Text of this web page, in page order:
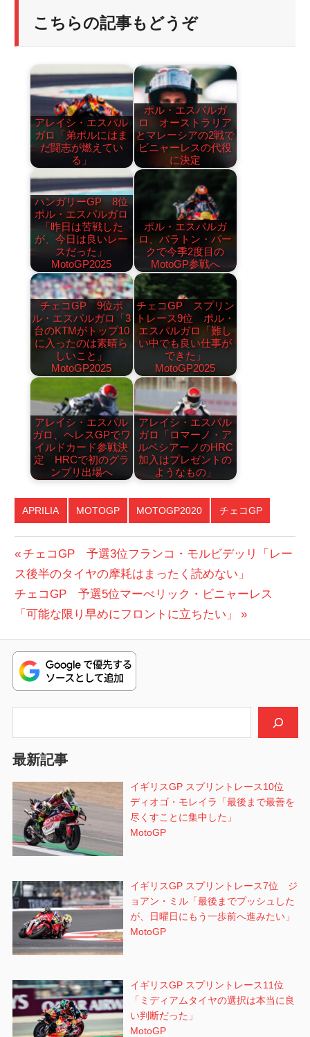
こちらの記事もどうぞ
アレイシ・エスパル
ガロ「弟ポルにはま
だ闘志が燃えてい
る」
ポル・エスパルガ
ロ オーストラリア
とマレーシアの2戦で
ビニャーレスの代役
に決定
ハンガリーGP 8位
ポル・エスパルガロ
「昨日は苦戦した
が、今日は良いレー
スだった」
MotoGP2025
ポル・エスパルガ
ロ、バラトン・パー
クで今季2度目の
MotoGP参戦へ
チェコGP 9位ポ
ル・エスパルガロ「3
台のKTMがトップ10
に入ったのは素晴ら
しいこと」
MotoGP2025
チェコGP スプリン
トレース9位 ポル・
エスパルガロ「難し
い中でも良い仕事が
できた」
MotoGP2025
アレイシ・エスパル
ガロ、ヘレスGPでワ
イルドカード参戦決
定 HRCで初のグラ
ンプリ出場へ
アレイシ・エスパル
ガロ「ロマーノ・ア
ルベシアーノのHRC
加入はプレゼントの
ようなもの」
APRILIA MOTOGP MOTOGP2020 チェコGP
投
稿
ナ
ビ
ゲ
ー
ン
前
の
投
稿:
チェコGP 予選3位フランコ・モルビデッリ「レー
ス後半のタイヤの摩耗はまったく読めない」
次
の
稿:
チェコGP 予選5位マーべリック・ビニャーレス
「可能な限り早めにフロントに立ちたい」
最新記事
イギリスGP スプリントレース10位
ディオゴ・モレイラ「最後まで最善を
尽くすことに集中した」
MotoGP
イギリスGP スプリントレース7位 ジ
ョアン・ミル「最後までプッシュした
が、日曜日にもう一歩前へ進みたい」
MotoGP
イギリスGP スプリントレース11位
「ミディアムタイヤの選択は本当に良
い判断だった」
MotoGP